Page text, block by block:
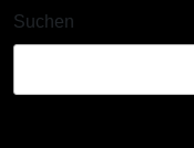
Suchen